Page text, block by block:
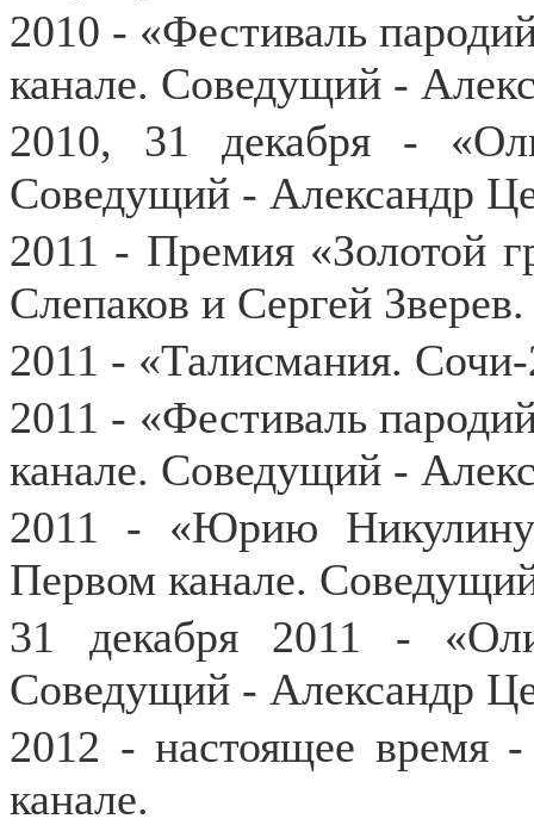
2010 - «Фестиваль
канале. Соведущий -
2010, 31 декабря -
Соведущий - Александр
2011 - Премия «Золотой
Слепаков и Сергей Зверев.
2011 - «Талисмания.
2011 - «Фестиваль
канале. Соведущий -
2011 - «Юрию
Первом канале.
31 декабря 2011 -
Соведущий - Александр
2012 - настоящее время
канале.